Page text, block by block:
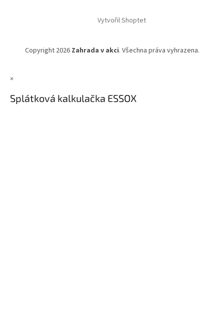
Vytvořil Shoptet
Copyright 2026 Zahrada v akci. Všechna práva vyhrazena.
×
Splátková kalkulačka ESSOX